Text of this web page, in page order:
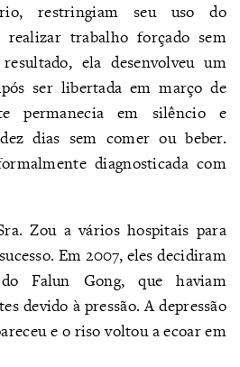
restringiam seu uso do
trabalho forçado sem
ela desenvolveu um
ser libertada em março de
permanecia em silêncio e
dias sem comer ou beber.
diagnosticada com
Zou a vários hospitais para
Em 2007, eles decidiram
Falun Gong, que haviam
devido à pressão. A depressão
e o riso voltou a ecoar em